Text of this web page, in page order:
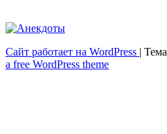
Весёлый и здоровый образ жизни
Сайт работает на WordPress | Тема
a free WordPress theme